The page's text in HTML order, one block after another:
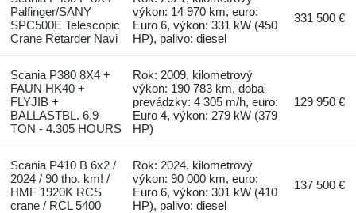
Palfinger/SANY
SPC500E Telescopic
Crane Retarder Navi
výkon: 14 970 km, euro:
Euro 6, výkon: 331 kW (450
HP), palivo: diesel
331 500 €
Scania P380 8X4 +
FAUN HK40 +
FLYJIB +
BALLASTBL. 6,9
TON - 4.305 HOURS
Rok: 2009, kilometrový
výkon: 190 783 km, doba
prevádzky: 4 305 m/h, euro:
Euro 4, výkon: 279 kW (379
HP)
129 950 €
Scania P410 B 6x2 /
2024 / 90 tho. km! /
HMF 1920K RCS
crane / RCL 5400
Rok: 2024, kilometrový
výkon: 90 000 km, euro:
Euro 6, výkon: 301 kW (410
HP), palivo: diesel
137 500 €